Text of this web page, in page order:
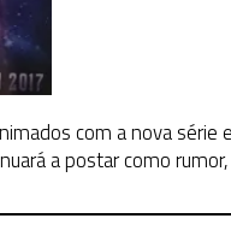
com a nova série
a postar como